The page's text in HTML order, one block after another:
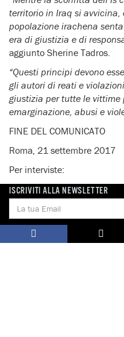
territorio in Iraq si
popolazione irachena
era di giustizia e di
aggiunto Sherine Tadros.
“Questi principi devono
gli autori di reati e
giustizia per tutte le
emarginazione, abusi e
FINE DEL COMUNICATO
Roma, 21 settembre 2017
Per interviste:
Amnesty International Italia
Tel. 06 4490224 – cell.
press@amnesty.it
ISCRIVITI ALLA NEWSLETTER